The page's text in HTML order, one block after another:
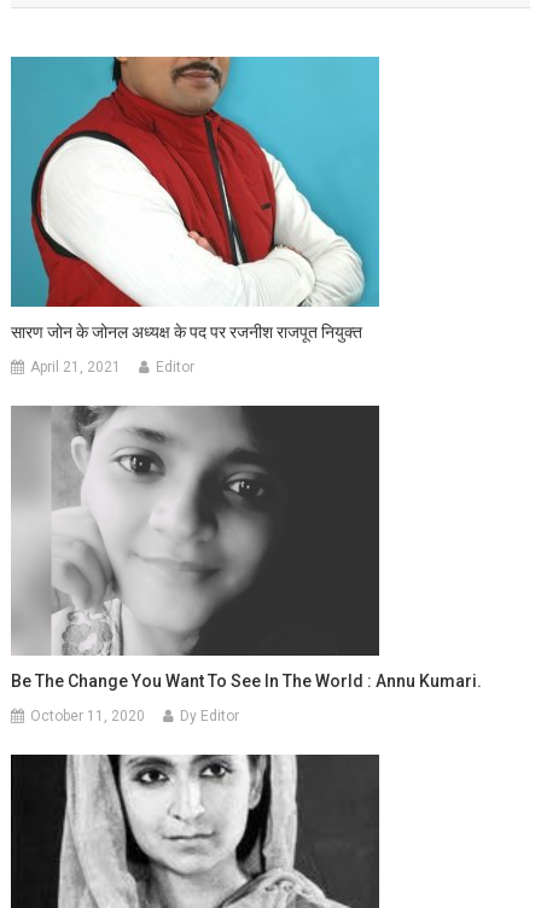
सारण जोन के जोनल अध्यक्ष के पद पर रजनीश राजपूत नियुक्त
April 21, 2021 Editor
Be The Change You Want To See In The World : Annu Kumari.
October 11, 2020 Dy Editor